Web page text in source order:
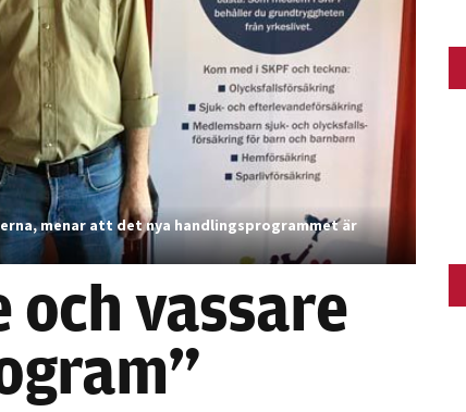
menar att det nya handlingsprogrammet är
vassare
Nödvändiga
Dessa kakor
går inte att
välja bort. De
behövs för
att hemsidan
över huvud
fungera.